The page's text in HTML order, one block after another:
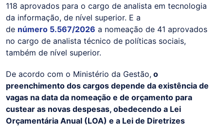
118 aprovados para o cargo de analista em tecnologia
da informação, de nível superior. E a
de número 5.567/2026 a nomeação de 41 aprovados
no cargo de analista técnico de políticas sociais,
também de nível superior.
De acordo com o Ministério da Gestão, o
preenchimento dos cargos depende da existência de
vagas na data da nomeação e de orçamento para
custear as novas despesas, obedecendo a Lei
Orçamentária Anual (LOA) e a Lei de Diretrizes